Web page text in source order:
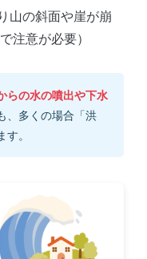
山の斜面や崖が崩
注意が必要）
らの水の噴出や下水
、多くの場合「洪
。